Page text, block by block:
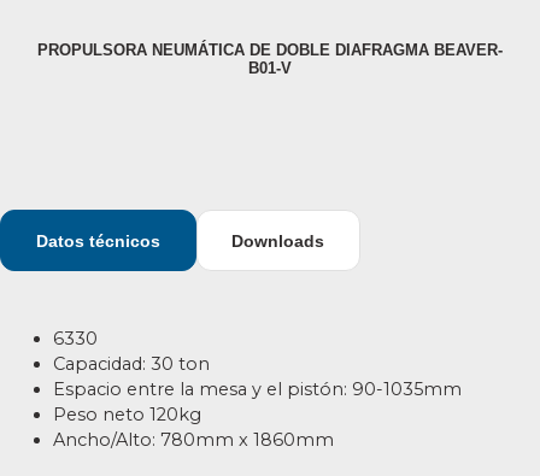
PROPULSORA NEUMÁTICA DE DOBLE DIAFRAGMA BEAVER-
B01-V
Datos técnicos Downloads
6330
Capacidad: 30 ton
Espacio entre la mesa y el pistón: 90-1035mm
Peso neto 120kg
Ancho/Alto: 780mm x 1860mm